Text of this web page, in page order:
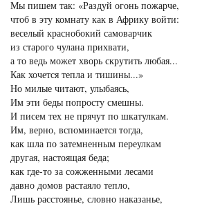
Мы пишем так: «Раздуй огонь пожарче,
чтоб в эту комнату как в Африку войти:
веселый краснобокий самоварчик
из старого чулана прихвати,
а то ведь может хворь скрутить любая...
Как хочется тепла и тишины...»
Но милые читают, улыбаясь,
Им эти беды попросту смешны.
И писем тех не прячут по шкатулкам.
Им, верно, вспоминается тогда,
как шла по затемненным переулкам
другая, настоящая беда;
как где-то за сожженными лесами
давно домов растаяло тепло,
Лишь расстоянье, словно наказанье,